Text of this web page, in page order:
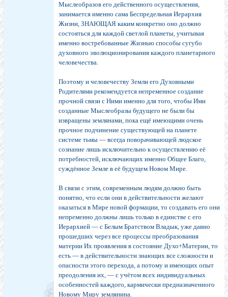
Мыслеобразов его действенного осуществления,
занимается именно сама Беспредельная Иерархия
Жизни, ЗНАЮЩАЯ каким конкретно оно должно
состояться для каждой светлой планеты, учитывая
именно востребованные Жизнью способы сугубо
духовного эволюционирования каждого планетарного
человечества.
Поэтому и человечеству Земли его Духовными
Родителями рекомендуется непременное создание
прочной связи с Ними именно для того, чтобы Ими
созданные Мыслеобразы будущего не были бы
извращены землянами, пока ещё имеющими очень
прочное подчинение существующей на планете
системе тьмы — всегда поворачивающей людское
сознание лишь исключительно к осуществлению её
потребностей, исключающих именно Общее Благо,
суждённое Земле в её будущем Новом Мире.
В связи с этим, современным людям должно быть
понятно, что если они в действительности желают
оказаться в Мире новой формации, то создавать его они
непременно должны лишь только в единстве с его
Иерархией — с Белым Братством Владык, уже давно
прошедших через все процессы преобразования
материи Их проявления в состояние Духо+Материи, то
есть — в действительности знающих все сложности и
опасности этого перехода, а потому и имеющих опыт
преодоления их, — с учётом всех индивидуальных
особенностей каждого, кармически предназначенного
Новому Миру землянина.